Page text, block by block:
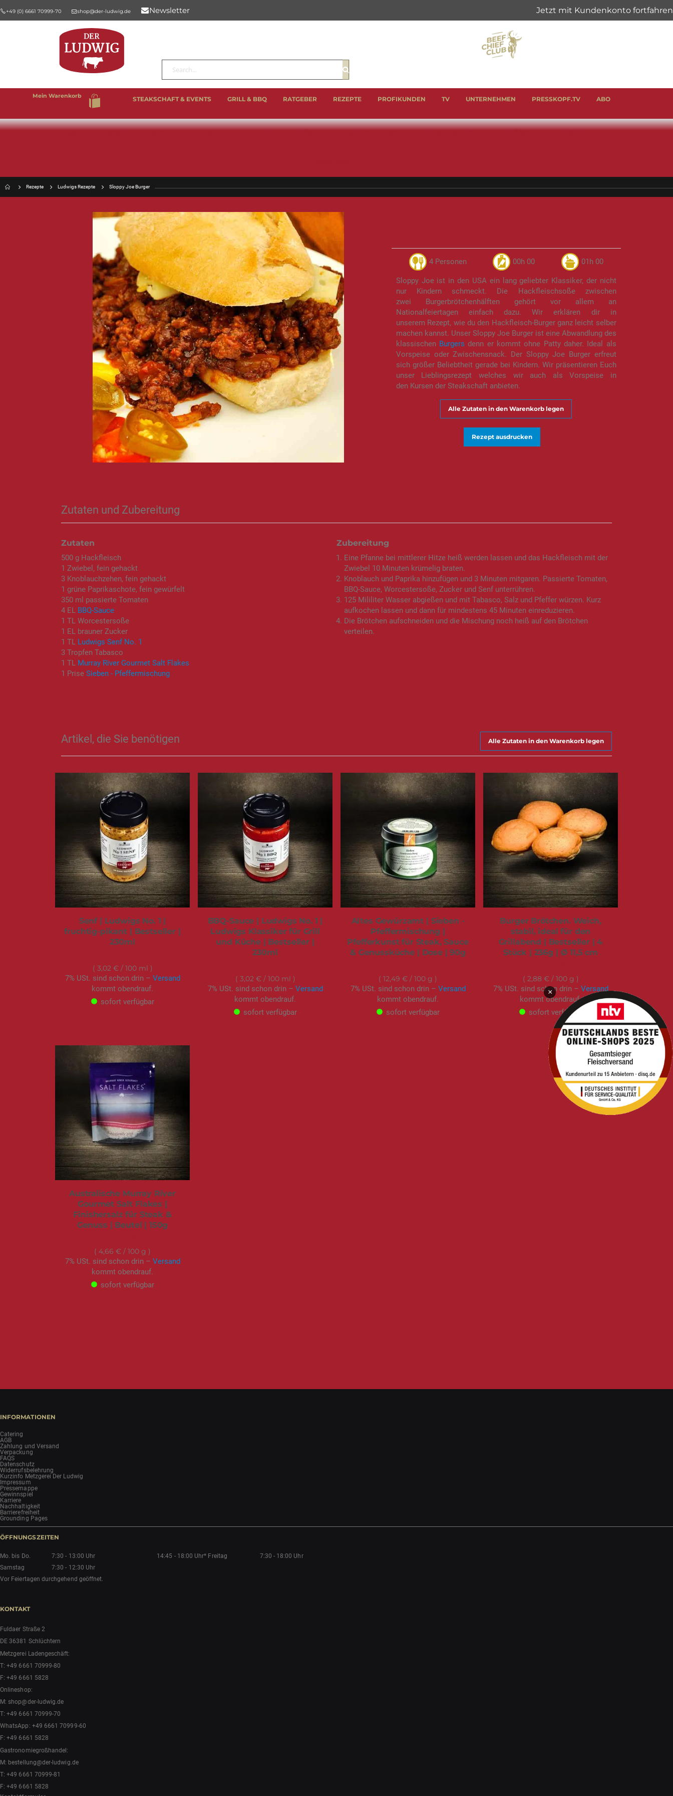
+49 (0) 6661 70999-70 shop@der-ludwig.de Newsletter
Mein Warenkorb
Suche
Suche
STEAKSCHAFT & EVENTS GRILL & BBQ RATGEBER REZEPTE PROFIKUNDEN TV UNTERNEHMEN PRESSKOPF.TV ABO
Rezepte Ludwigs Rezepte Sloppy Joe Burger
4 Personen 00h 00 01h 00
Sloppy Joe ist in den USA ein lang geliebter Klassiker, der nicht
nur Kindern schmeckt. Die Hackfleischsoße zwischen
zwei Burgerbrötchenhälften gehört vor allem an
Nationalfeiertagen einfach dazu. Wir erklären dir in
unserem Rezept, wie du den Hackfleisch-Burger ganz leicht selber
machen kannst. Unser Sloppy Joe Burger ist eine Abwandlung des
klassischen Burgers denn er kommt ohne Patty daher. Ideal als
Vorspeise oder Zwischensnack. Der Sloppy Joe Burger erfreut
sich größer Beliebtheit gerade bei Kindern. Wir präsentieren Euch
unser Lieblingsrezept welches wir auch als Vorspeise in
den Kursen der Steakschaft anbieten.
Alle Zutaten in den Warenkorb legen
Rezept ausdrucken
Zutaten und Zubereitung
Zutaten
500 g Hackfleisch
1 Zwiebel, fein gehackt
3 Knoblauchzehen, fein gehackt
1 grüne Paprikaschote, fein gewürfelt
350 ml passierte Tomaten
4 EL BBQ-Sauce
1 TL Worcestersoße
1 EL brauner Zucker
1 TL Ludwigs Senf No. 1
3 Tropfen Tabasco
1 TL Murray River Gourmet Salt Flakes
1 Prise Sieben - Pfeffermischung
Zubereitung
Eine Pfanne bei mittlerer Hitze heiß werden lassen und das Hackfleisch mit der
Zwiebel 10 Minuten krümelig braten.
Knoblauch und Paprika hinzufügen und 3 Minuten mitgaren. Passierte Tomaten,
BBQ-Sauce, Worcestersoße, Zucker und Senf unterrühren.
125 Mililiter Wasser abgießen und mit Tabasco, Salz und Pfeffer würzen. Kurz
aufkochen lassen und dann für mindestens 45 Minuten einreduzieren.
Die Brötchen aufschneiden und die Mischung noch heiß auf den Brötchen
verteilen.
Artikel, die Sie benötigen Alle Zutaten in den Warenkorb legen
Senf | Ludwigs No. 1 |
fruchtig-pikant | Bestseller |
230ml
3,02 €/ 100 ml
7% USt. sind schon drin – Versand
kommt obendrauf.
sofort verfügbar
BBQ-Sauce | Ludwigs No. 1 |
Ludwigs Klassiker für Grill
und Küche | Bestseller |
230ml
3,02 €/ 100 ml
7% USt. sind schon drin – Versand
kommt obendrauf.
sofort verfügbar
Altes Gewürzamt | Sieben -
Pfeffermischung |
Pfefferkunst für Steak, Sauce
& Genussküche | Dose | 90g
12,49 € / 100 g
7% USt. sind schon drin – Versand
kommt obendrauf.
sofort verfügbar
Burger Brötchen. Weich,
stabil, ideal für den
Grillabend | Bestseller | 4
Stück | 236g | Ø 11,5 cm
2,88 €/ 100 g
7% USt. sind schon drin – Versand
kommt obendrauf.
sofort verfügbar
Australische Murray River
Gourmet Salt Flakes |
Finishersalz für Steak &
Genuss | Beutel | 150g
4,66 € / 100 g
7% USt. sind schon drin – Versand
kommt obendrauf.
sofort verfügbar
INFORMATIONEN
Catering
AGB
Zahlung und Versand
Verpackung
FAQS
Datenschutz
Widerrufsbelehrung
Kurzinfo Metzgerei Der Ludwig
Impressum
Pressemappe
Gewinnspiel
Karriere
Nachhaltigkeit
Barrierefreiheit
Grounding Pages
ÖFFNUNGSZEITEN
Mo. bis Do. 7:30 - 13:00 Uhr 14:45 - 18:00 Uhr* Freitag
7:30 - 18:00 Uhr
Samstag
7:30 - 12:30 Uhr
Vor Feiertagen durchgehend geöffnet.
KONTAKT
Fuldaer Straße 2
DE 36381 Schlüchtern
Metzgerei Ladengeschäft:
T:+49 6661 70999-80
F: +49 6661 5828
Onlineshop:
M:shop@der-ludwig.de
T:+49 6661 70999-70
WhatsApp: +49 6661 70999-60
F: +49 6661 5828
Gastronomiegroßhandel:
M: bestellung@der-ludwig.de
T:+49 6661 70999-81
F: +49 6661 5828
×